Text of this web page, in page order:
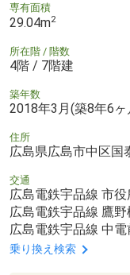
専有面積
29.04m2
所在階 / 階数
4階 / 7階建
築年数
2018年3月(築8年6ヶ
住所
広島県広島市中区
交通
広島電鉄宇品線 市
広島電鉄宇品線 鷹
広島電鉄宇品線 中
乗り換え検索